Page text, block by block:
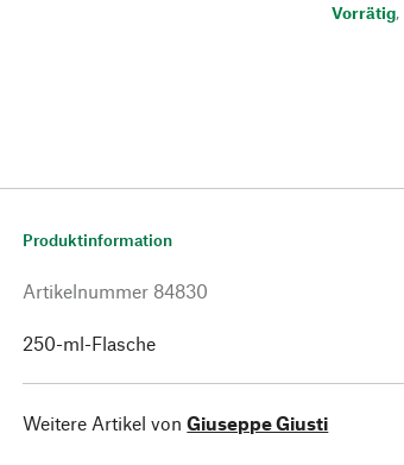
Vorrätig,
Produktinformation
Artikelnummer 84830
250-ml-Flasche
Weitere Artikel von Giuseppe Giusti